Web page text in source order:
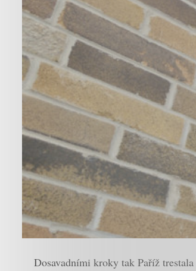
Dosavadními kroky tak Paříž